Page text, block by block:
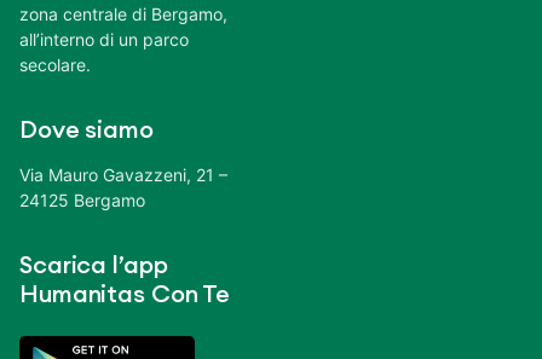
zona centrale di Bergamo,
all’interno di un parco
secolare.
Dove siamo
Via Mauro Gavazzeni, 21 –
24125 Bergamo
Scarica l’app
Humanitas Con Te